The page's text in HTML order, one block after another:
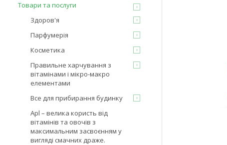
Товари та послуги
Здоров'я
Парфумерія
Косметика
Правильне харчування з
вітамінами і мікро-макро
елементами
Все для прибирання будинку
Apl – велика користь від
вітамінів та овочів з
максимальним засвоєнням у
вигляді смачних драже.